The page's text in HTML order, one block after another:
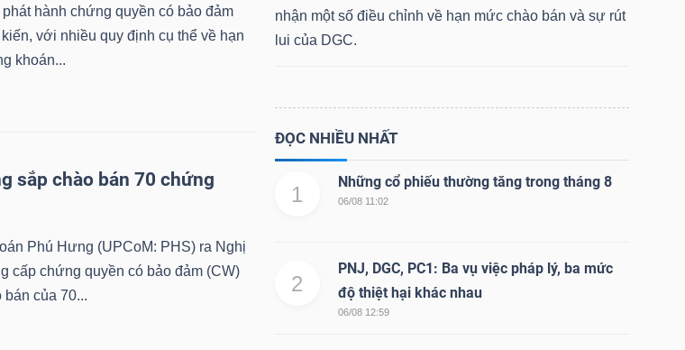
hành chứng quyền có bảo đảm
với nhiều quy định cụ thể về hạn
khoán...
sắp chào bán 70 chứng
Phú Hưng (UPCoM: PHS) ra Nghị
cấp chứng quyền có bảo đảm (CW)
bán của 70...
nhận một số điều chỉnh về hạn mức chào bán và sự rút
lui của DGC.
ĐỌC NHIỀU NHẤT
1
Những cổ phiếu thường tăng trong tháng 8
06/08 11:02
2
PNJ, DGC, PC1: Ba vụ việc pháp lý, ba mức
độ thiệt hại khác nhau
06/08 12:59